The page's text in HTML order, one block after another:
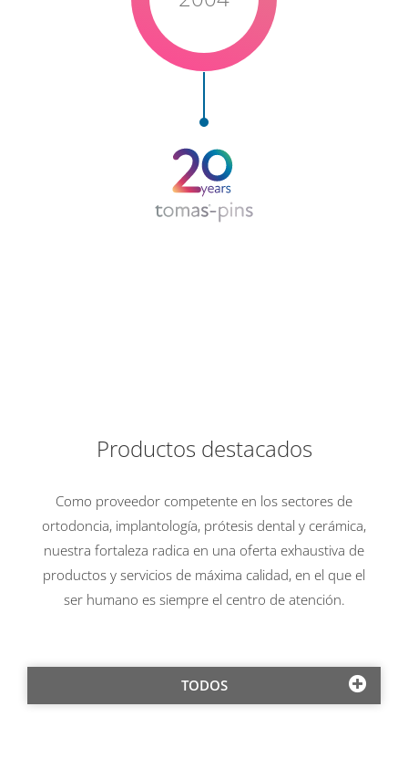
Productos destacados
Como proveedor competente en los sectores de
ortodoncia, implantología, prótesis dental y cerámica,
nuestra fortaleza radica en una oferta exhaustiva de
productos y servicios de máxima calidad, en el que el
ser humano es siempre el centro de atención.
TODOS